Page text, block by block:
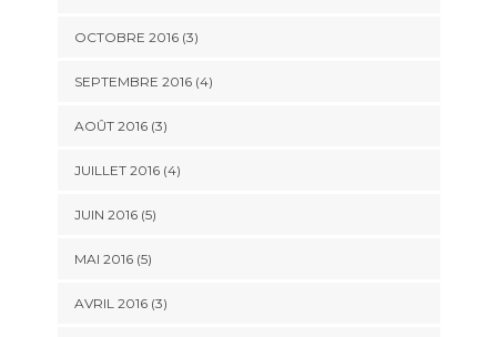
OCTOBRE 2016(3)
SEPTEMBRE 2016(4)
AOÛT 2016(3)
JUILLET 2016(4)
JUIN 2016(5)
MAI 2016(5)
AVRIL 2016(3)